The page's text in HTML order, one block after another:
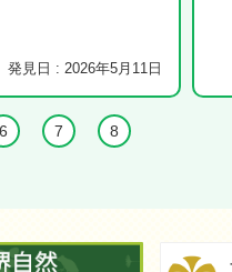
発見日 : 2026年5月11日
6 7 8